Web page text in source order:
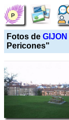
Fotos de GIJON
Pericones"